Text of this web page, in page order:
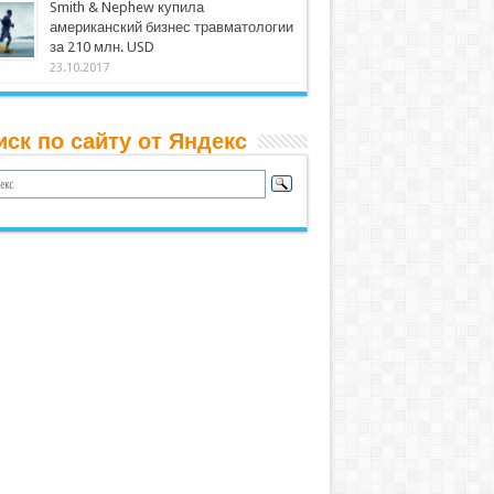
Smith & Nephew купила
американский бизнес травматологии
за 210 млн. USD
23.10.2017
по сайту от Яндекс